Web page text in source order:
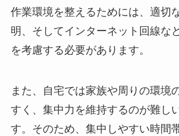
作業環境を整えるためには、適切
明、そしてインターネット回線な
を考慮する必要があります。
また、自宅では家族や周りの環境
すく、集中力を維持するのが難し
す。そのため、集中しやすい時間